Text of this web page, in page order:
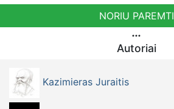
NORIU PAREMTI
Autoriai
Kazimieras Juraitis